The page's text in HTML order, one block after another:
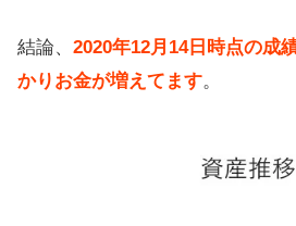
結論、 2020年12月14日時点の成
かりお金が増えてます。